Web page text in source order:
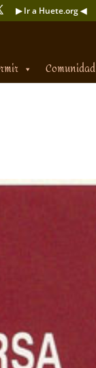
▶ Ir a Huete.org ◀
Comunidad